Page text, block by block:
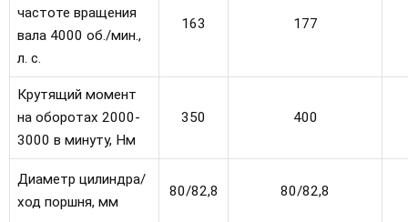
частоте вращения
вала 4000 об./мин.,
л. с.
163 177
Крутящий момент
на оборотах 2000-
3000 в минуту, Нм
350 400
Диаметр цилиндра/
ход поршня, мм
80/82,8 80/82,8